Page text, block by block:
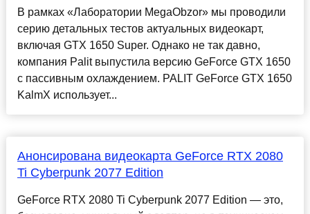
В рамках «Лаборатории MegaObzor» мы проводили
серию детальных тестов актуальных видеокарт,
включая GTX 1650 Super. Однако не так давно,
компания Palit выпустила версию GeForce GTX 1650
с пассивным охлаждением. PALIT GeForce GTX 1650
KalmX использует...
Анонсирована видеокарта GeForce RTX 2080
Ti Cyberpunk 2077 Edition
GeForce RTX 2080 Ti Cyberpunk 2077 Edition — это,